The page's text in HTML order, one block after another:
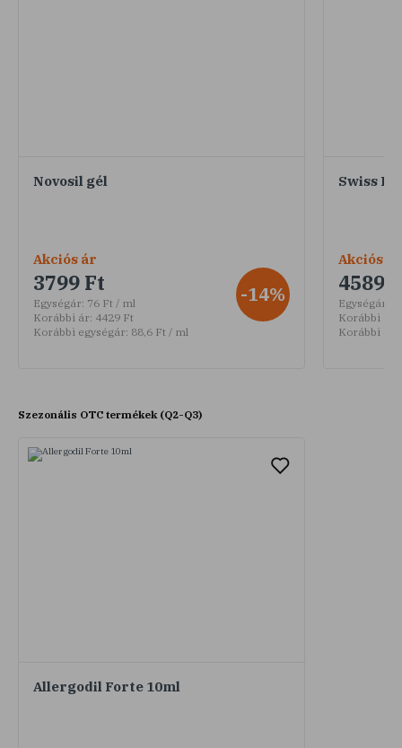
Novosil gél
Akciós ár
3799 Ft
Egységár: 76 Ft / ml
Korábbi ár: 4429 Ft
Korábbi egységár: 88,6 Ft / ml
-14%
Swiss
Akciós ár
4589
Egységár:
Korábbi ár:
Korábbi
Szezonális OTC termékek (Q2-Q3)
Allergodil Forte 10ml